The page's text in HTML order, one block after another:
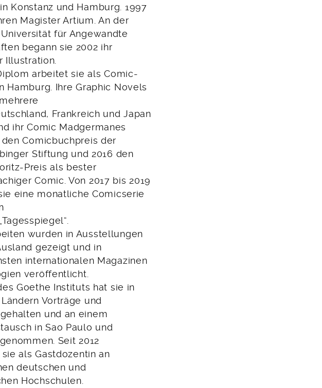
Konstanz und Hamburg. 1997
Magister Artium. An der
für Angewandte
begann sie 2002 ihr
Illustration.
arbeitet sie als Comic-
Hamburg. Ihre Graphic Novels
Frankreich und Japan
ihr Comic Madgermanes
Comicbuchpreis der
Stiftung und 2016 den
Preis als bester
Comic. Von 2017 bis 2019
eine monatliche Comicserie
wurden in Ausstellungen
gezeigt und in
internationalen Magazinen
veröffentlicht.
Goethe Instituts hat sie in
Vorträge und
und an einem
in Sao Paulo und
Seit 2012
als Gastdozentin an
deutschen und
Hochschulen.